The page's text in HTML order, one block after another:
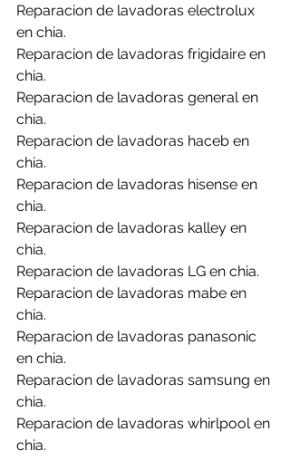
Reparacion de lavadoras electrolux
en chia.
Reparacion de lavadoras frigidaire en
chia.
Reparacion de lavadoras general en
chia.
Reparacion de lavadoras haceb en
chia.
Reparacion de lavadoras hisense en
chia.
Reparacion de lavadoras kalley en
chia.
Reparacion de lavadoras LG en chia.
Reparacion de lavadoras mabe en
chia.
Reparacion de lavadoras panasonic
en chia.
Reparacion de lavadoras samsung en
chia.
Reparacion de lavadoras whirlpool en
chia.